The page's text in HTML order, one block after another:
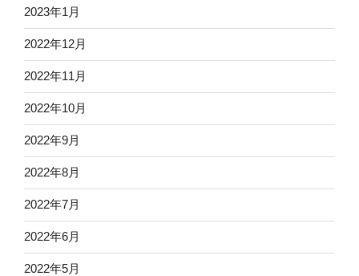
2023年1月
2022年12月
2022年11月
2022年10月
2022年9月
2022年8月
2022年7月
2022年6月
2022年5月